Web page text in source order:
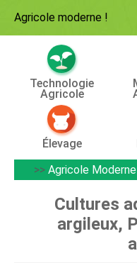
Agricole moderne !
Technologie
Agricole
Élevage
>> Agricole Moderne
Cultures
argileux,